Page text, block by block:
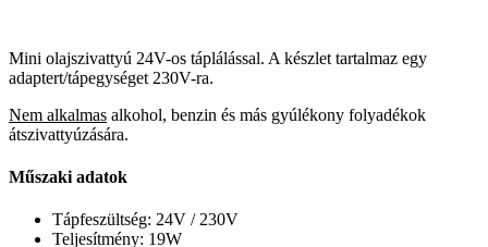
Mini olajszivattyú 24V-os táplálással. A készlet tartalmaz egy
adaptert/tápegységet 230V-ra.
Nem alkalmas alkohol, benzin és más gyúlékony folyadékok
átszivattyúzására.
Műszaki adatok
Tápfeszültség: 24V / 230V
Teljesítmény: 19W